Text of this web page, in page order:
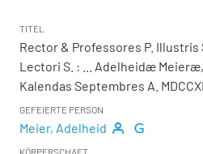
TITEL
Rector & Professores P.
Lectori S. :
... Adelheidæ
Kalendas Septembres A.
GEFEIERTE PERSON
Meier, Adelheid